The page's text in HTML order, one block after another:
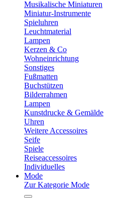
Musikalische Miniaturen
Miniatur-Instrumente
Spieluhren
Leuchtmaterial
Lampen
Kerzen & Co
Wohneinrichtung
Sonstiges
Fußmatten
Buchstützen
Bilderrahmen
Lampen
Kunstdrucke & Gemälde
Uhren
Weitere Accessoires
Seife
Spiele
Reiseaccessoires
Individuelles
Mode
Zur Kategorie Mode